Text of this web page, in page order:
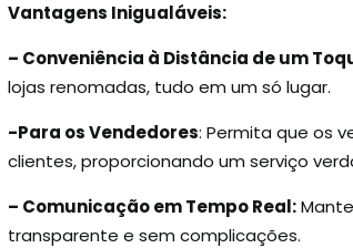
Vantagens Inigualáveis:
– Conveniência à Distância de um
lojas renomadas, tudo em um só lugar.
-Para os Vendedores: Permita que os
clientes, proporcionando um serviço
– Comunicação em Tempo Real:
transparente e sem complicações.